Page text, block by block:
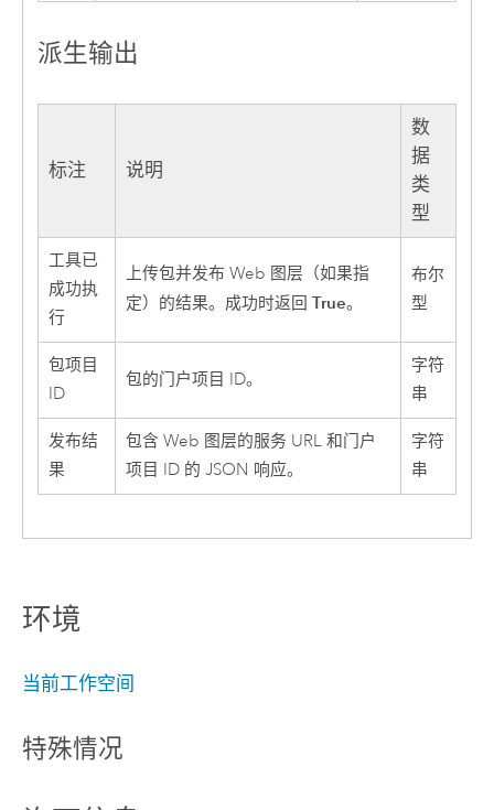
派生输出
标注 说明
数
据
类
型
工具已
成功执
行
上传包并发布 Web 图层（如果指
定）的结果。成功时返回 True。
布尔
型
包项目
ID
包的门户项目 ID。
字符
串
发布结
果
包含 Web 图层的服务 URL 和门户
项目 ID 的 JSON 响应。
字符
串
环境
当前工作空间
特殊情况